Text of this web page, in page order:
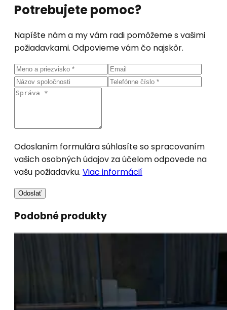
Potrebujete pomoc?
Napíšte nám a my vám radi pomôžeme s vašimi
požiadavkami. Odpovieme vám čo najskôr.
Odoslaním formulára súhlasíte so spracovaním
vašich osobných údajov za účelom odpovede na
vašu požiadavku. Viac informácií
Odoslať
Podobné produkty